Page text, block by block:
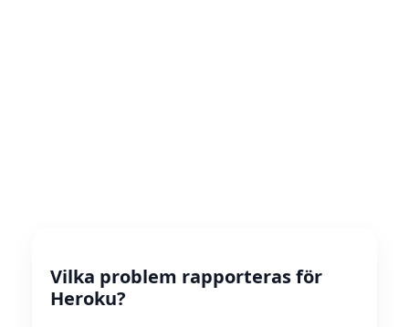
Vilka problem rapporteras för
Heroku?